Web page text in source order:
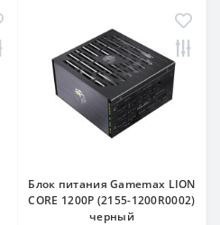
Блок питания Gamemax LION
CORE 1200P (2155-1200R0002)
черный